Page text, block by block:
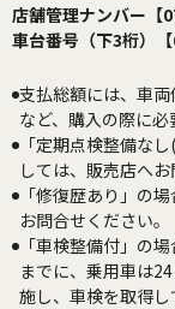
店舗管理ナンバー【
車台番号（下3桁）【
支払総額には、車
など、購入の際に必
「定期点検整備な
しては、販売店へお
「修復歴あり」の
お問合せください。
「車検整備付」の
までに、乗用車は
施し、車検を取得し